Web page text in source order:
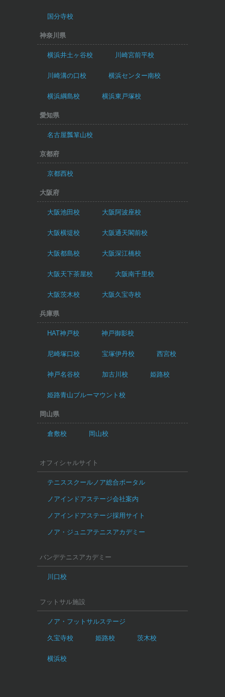
国分寺校
神奈川県
横浜井土ヶ谷校 川崎宮前平校
川崎溝の口校 横浜センター南校
横浜綱島校 横浜東戸塚校
愛知県
名古屋瓢箪山校
京都府
京都西校
大阪府
大阪池田校 大阪阿波座校
大阪横堤校 大阪通天閣前校
大阪都島校 大阪深江橋校
大阪天下茶屋校 大阪南千里校
大阪茨木校 大阪久宝寺校
兵庫県
HAT神戸校 神戸御影校
尼崎塚口校 宝塚伊丹校 西宮校
神戸名谷校 加古川校 姫路校
姫路青山ブルーマウント校
岡山県
倉敷校 岡山校
オフィシャルサイト
テニススクールノア総合ポータル
ノアインドアステージ会社案内
ノアインドアステージ採用サイト
ノア・ジュニアテニスアカデミー
バンデテニスアカデミー
川口校
フットサル施設
ノア・フットサルステージ
久宝寺校 姫路校 茨木校
横浜校